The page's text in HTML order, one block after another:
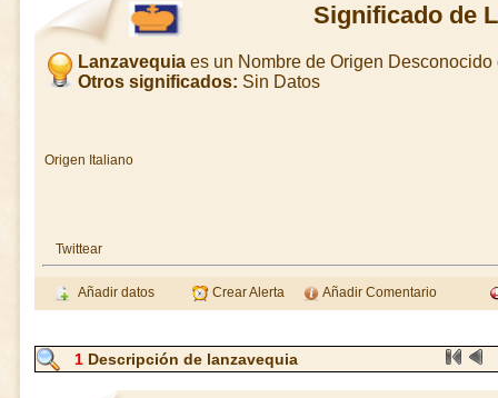
Significado de
Lanzavequiaes un Nombre de Origen Desconocido
Otros significados: Sin Datos
Origen Italiano
Twittear
Añadir datos Crear Alerta Añadir Comentario
1 Descripción de lanzavequia